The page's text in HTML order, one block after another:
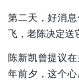
第二天，好消
飞，老陈决定送
陈新凯曾提议
年前夕，这个